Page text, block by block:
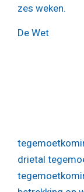
zes weken.
De Wet
drietal